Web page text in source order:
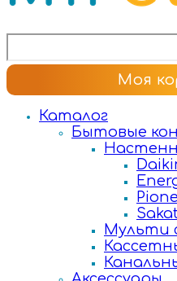
Моя
Каталог
Бытовые
Мульти